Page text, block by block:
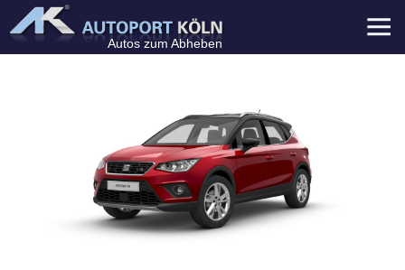
Autos zum Abheben